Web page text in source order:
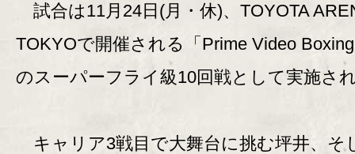
試合は11月24日(月・休)、TOYOTA
TOKYOで開催される「Prime Video
のスーパーフライ級10回戦として実施さ
キャリア3戦目で大舞台に挑む坪井、そ